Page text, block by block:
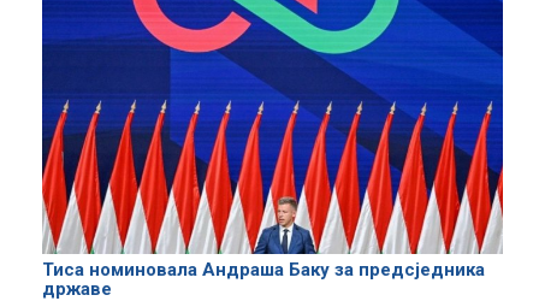
Тиса номиновала Андраша Баку за предсједника
државе